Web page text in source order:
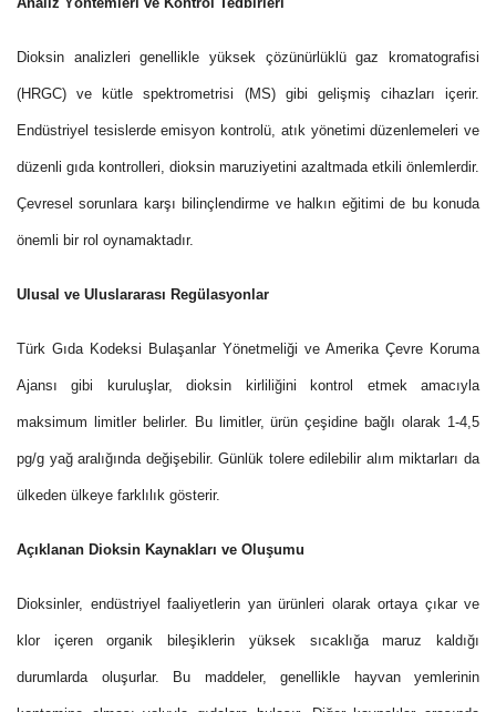
Dioksin analizleri genellikle yüksek çözünürlüklü gaz kromatografisi
(HRGC) ve kütle spektrometrisi (MS) gibi gelişmiş cihazları içerir.
Endüstriyel tesislerde emisyon kontrolü, atık yönetimi düzenlemeleri ve
düzenli gıda kontrolleri, dioksin maruziyetini azaltmada etkili önlemlerdir.
Çevresel sorunlara karşı bilinçlendirme ve halkın eğitimi de bu konuda
önemli bir rol oynamaktadır.
Ulusal ve Uluslararası Regülasyonlar
Türk Gıda Kodeksi Bulaşanlar Yönetmeliği ve Amerika Çevre Koruma
Ajansı gibi kuruluşlar, dioksin kirliliğini kontrol etmek amacıyla
maksimum limitler belirler. Bu limitler, ürün çeşidine bağlı olarak 1-4,5
pg/g yağ aralığında değişebilir. Günlük tolere edilebilir alım miktarları da
ülkeden ülkeye farklılık gösterir.
Açıklanan Dioksin Kaynakları ve Oluşumu
Dioksinler, endüstriyel faaliyetlerin yan ürünleri olarak ortaya çıkar ve
klor içeren organik bileşiklerin yüksek sıcaklığa maruz kaldığı
durumlarda oluşurlar. Bu maddeler, genellikle hayvan yemlerinin